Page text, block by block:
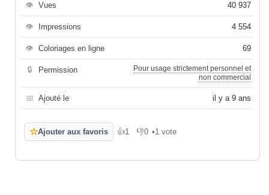
👁 Vues 40 937
👁 Impressions 4 554
👁 Coloriages en ligne 69
🔒 Permission
Pour usage strictement personnel et
non commercial
📅 Ajouté le il y a 9 ans
☆Ajouter aux favoris 👍1
J'aime 👎0
Je n'aime pas
•1 vote